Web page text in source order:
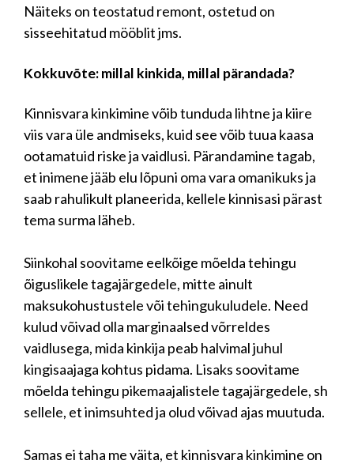
Näiteks on teostatud remont, ostetud on
sisseehitatud mööblit jms.
Kokkuvõte: millal kinkida, millal pärandada?
Kinnisvara kinkimine võib tunduda lihtne ja kiire
viis vara üle andmiseks, kuid see võib tuua kaasa
ootamatuid riske ja vaidlusi. Pärandamine tagab,
et inimene jääb elu lõpuni oma vara omanikuks ja
saab rahulikult planeerida, kellele kinnisasi pärast
tema surma läheb.
Siinkohal soovitame eelkõige mõelda tehingu
õiguslikele tagajärgedele, mitte ainult
maksukohustustele või tehingukuludele. Need
kulud võivad olla marginaalsed võrreldes
vaidlusega, mida kinkija peab halvimal juhul
kingisaajaga kohtus pidama. Lisaks soovitame
mõelda tehingu pikemaajalistele tagajärgedele, sh
sellele, et inimsuhted ja olud võivad ajas muutuda.
Samas ei taha me väita, et kinnisvara kinkimine on